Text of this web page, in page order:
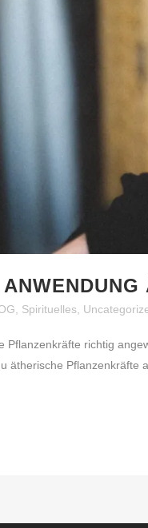
Spirituelles
Pflanzenkräfte richtig
ätherische